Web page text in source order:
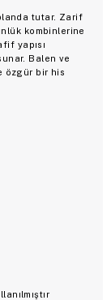
tutar. Zarif
kombinlerine
yapısı
Balen ve
özgür bir his